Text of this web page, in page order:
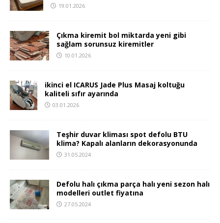
19.01.2026
Çıkma kiremit bol miktarda yeni gibi
sağlam sorunsuz kiremitler
10.01.2026
ikinci el ICARUS Jade Plus Masaj koltuğu
kaliteli sıfır ayarında
03.01.2026
Teşhir duvar kliması spot defolu BTU
klima? Kapalı alanların dekorasyonunda
31.05.2024
Defolu halı çıkma parça halı yeni sezon halı
modelleri outlet fiyatına
27.05.2024